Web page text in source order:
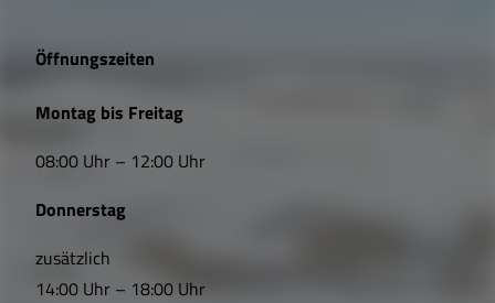
e
L
n
k
s
Öffnungszeiten
Montag bis Freitag
08:00 Uhr – 12:00 Uhr
Donnerstag
zusätzlich
14:00 Uhr – 18:00 Uhr